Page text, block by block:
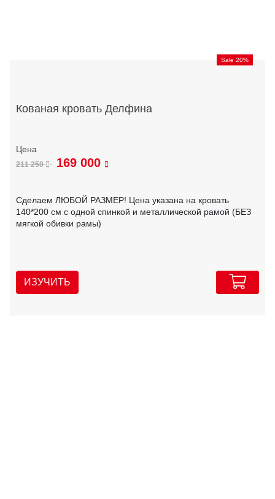
Sale 20%
Кованая кровать Делфина
211 250 169 000
Сделаем ЛЮБОЙ РАЗМЕР! Цена указана на кровать
140*200 см с одной спинкой и металлической рамой (БЕЗ
мягкой обивки рамы)
ИЗУЧИТЬ